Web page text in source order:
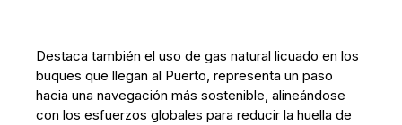
Destaca también el uso de gas natural licuado en los
buques que llegan al Puerto, representa un paso
hacia una navegación más sostenible, alineándose
con los esfuerzos globales para reducir la huella de